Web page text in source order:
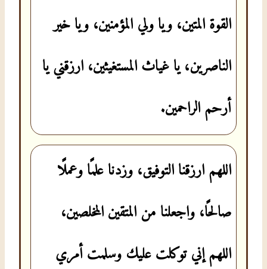
القوة المتين، ويا ولي المؤمنين، ويا خير
الناصرين، يا غياث المستغيثين، ارزقني يا
أرحم الراحمين.
اللهم ارزقنا التوفيق، وزدنا علمًا وعملًا
صالحًا، واجعلنا من المتقين المخلصين،
اللهم إني توكلت عليك وسلمت أمري